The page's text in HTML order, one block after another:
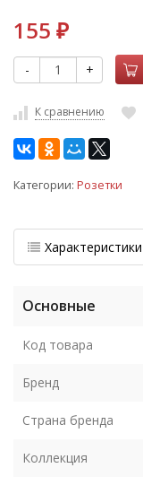
155 ₽
- +
К сравнению
Категории: Розетки
Характеристики
Основные
Код товара
Бренд
Страна бренда
Коллекция